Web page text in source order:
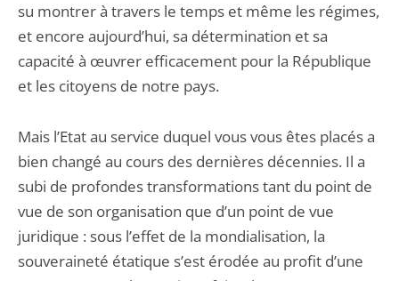
su montrer à travers le temps et même les régimes,
et encore aujourd’hui, sa détermination et sa
capacité à œuvrer efficacement pour la République
et les citoyens de notre pays.
Mais l’Etat au service duquel vous vous êtes placés a
bien changé au cours des dernières décennies. Il a
subi de profondes transformations tant du point de
vue de son organisation que d’un point de vue
juridique : sous l’effet de la mondialisation, la
souveraineté étatique s’est érodée au profit d’une